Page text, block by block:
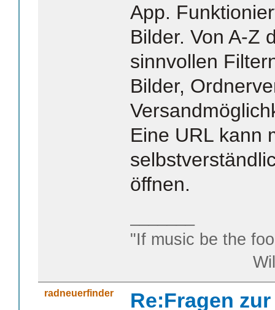
App.
Bilder. Von A-Z
sinnvollen
Bilder,
Eine URL kann
öffnen.
"If music be the
William
radneuerfinder Re:Fragen